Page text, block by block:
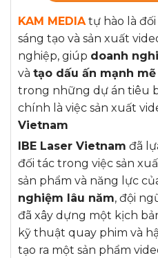
KAM MEDIAtự hào là đối
sáng tạo và sản xuất
nghiệp, giúp doanh
và tạo dấu ấn mạnh mẽ
trong những dự án tiêu
chính là việc sản xuất
Vietnam
IBE Laser Vietnam đã
đối tác trong việc sản
sản phẩm và năng lực
nghiệm lâu năm, đội
đã xây dựng một kịch
kỹ thuật quay phim và
tạo ra một sản phẩm